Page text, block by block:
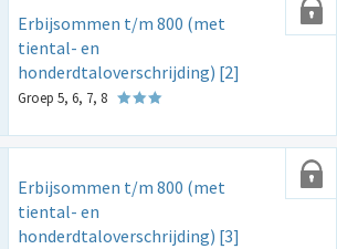
Erbijsommen t/m 800 (met
tiental- en
honderdtaloverschrijding) [2]
Groep 5, 6, 7, 8
Erbijsommen t/m 800 (met
tiental- en
honderdtaloverschrijding) [3]